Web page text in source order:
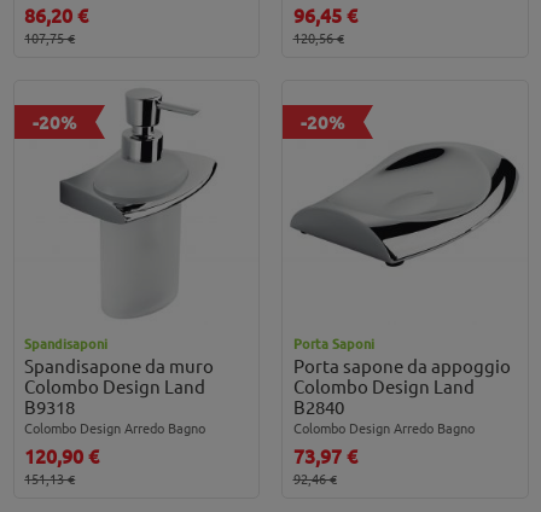
86,20 €
107,75 €
96,45 €
120,56 €
-20%
Spandisaponi
Spandisapone da muro
Colombo Design Land
B9318
Colombo Design Arredo Bagno
120,90 €
151,13 €
-20%
Porta Saponi
Porta sapone da appoggio
Colombo Design Land
B2840
Colombo Design Arredo Bagno
73,97 €
92,46 €